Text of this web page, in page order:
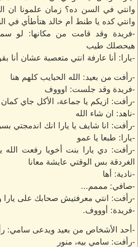
وانتي في السن ده؟ زمان علمونا ان
وانتي كده يا طنط أم خالد هتأطأي في
-فريدة وقد قامت من مكانها:
هيحصلك طيب
-يارا: أنا عارفة انتي متعصبة عشان أنا
-رأفت من بعيد: الله الحبايب كلهم هنا
-فريدة وقد جلست: اوووف
-رأفت: ازيكم يا جماعة، الأكل جاي
-ناهد: ان شاء الله
-رأفت: انا شايف يا يارا انك اندمجتي
-يارا: طبعا يا عمو
-رأفت: دي يارا بنت أخويا رفعت
الغردقة بس الوقتي عايشة معانا
-نادية: أها
-صافي: مممم...
-رأفت: انتي معرفتيش صحابك على يارا
-فريدة: أوووف.
-أحد الأشخاص من بعيد ويدعى سامي:
-رأفت: سامي بيه، منور